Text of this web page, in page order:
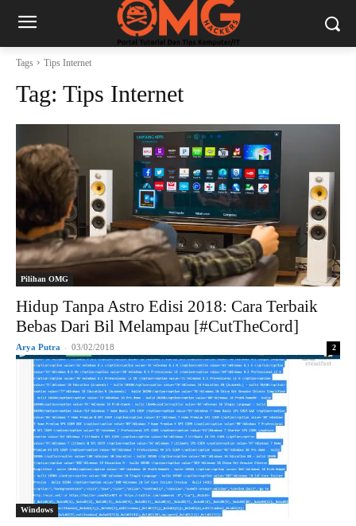
Tags Tips Internet
Tag: Tips Internet
Pilihan OMG
Hidup Tanpa Astro Edisi 2018: Cara Terbaik
Bebas Dari Bil Melampau [#CutTheCord]
Arya Putra - 03/02/2018 2
Windows